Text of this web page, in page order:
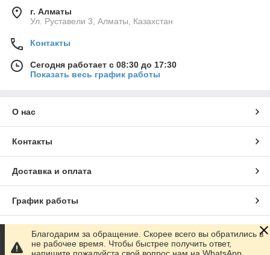
г. Алматы
Ул. Руставели 3, Алматы, Казахстан
Контакты
Сегодня работает с 08:30 до 17:30
Показать весь график работы
О нас
Контакты
Доставка и оплата
График работы
Полная версия сайта
Благодарим за обращение. Скорее всего вы обратились в
не рабочее время. Чтобы быстрее получить ответ,